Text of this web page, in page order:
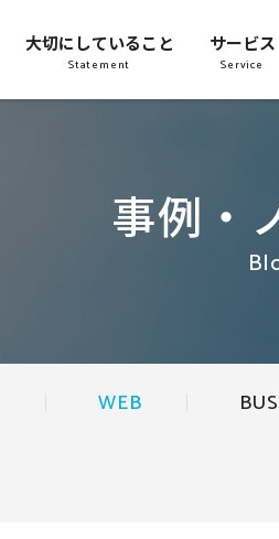
大切にしていること
Statement
サービス
Service
事例・
WEB